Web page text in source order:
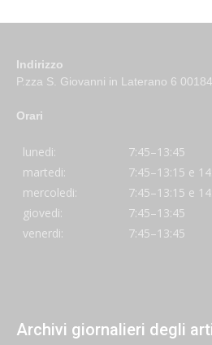
Indirizzo
P.zza S. Giovanni in Laterano 6
Orari
lunedi:
7:45–13:45
martedi:
7:45–13:15 e
mercoledi:
7:45–13:15 e
giovedi:
7:45–13:45
venerdi:
7:45–13:45
Archivi giornalieri degli